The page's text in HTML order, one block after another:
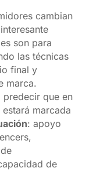
cambian
son para
las técnicas
final y
marca.
predecir que en
marcada
: apoyo
de